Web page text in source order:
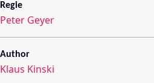
Regie
Peter Geyer
Author
Klaus Kinski